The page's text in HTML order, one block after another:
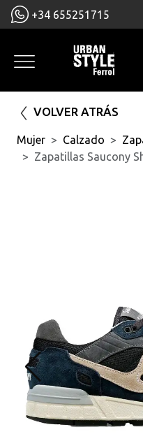
+34 655251715
VOLVER ATRÁS
Mujer Calzado
Zapatillas Saucony